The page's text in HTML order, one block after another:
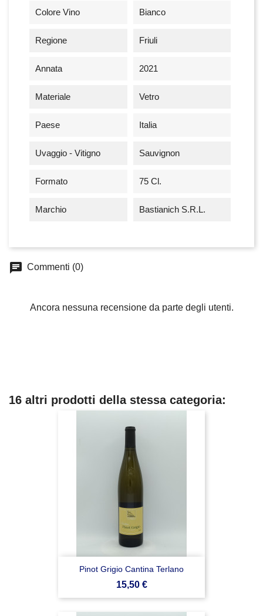
Colore Vino Bianco
Regione Friuli
Annata 2021
Materiale Vetro
Paese Italia
Uvaggio - Vitigno Sauvignon
Formato 75 Cl.
Marchio Bastianich S.r.l.
chat Commenti (0)
Ancora nessuna recensione da parte degli utenti.
16 altri prodotti della stessa categoria:
Pinot Grigio Cantina Terlano
Prezzo
15,50 €